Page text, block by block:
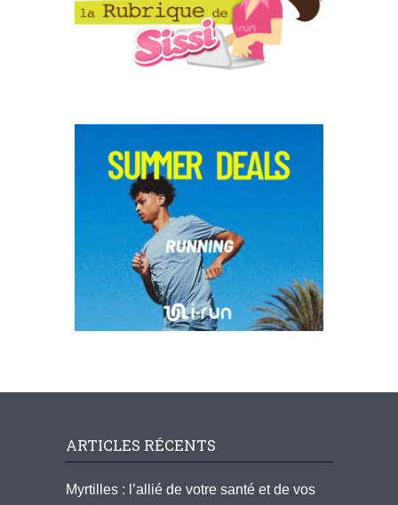
ARTICLES RÉCENTS
Myrtilles : l’allié de votre santé et de vos